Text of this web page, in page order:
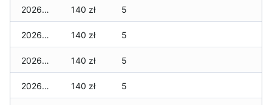
2026-04-04 140 zł 5
2026-04-03 140 zł 5
2026-04-02 140 zł 5
2026-04-01 140 zł 5